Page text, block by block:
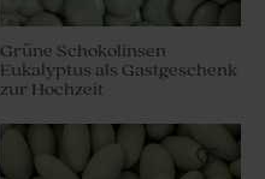
Grüne Schokolinsen
Eukalyptus als Gastgeschenk
zur Hochzeit